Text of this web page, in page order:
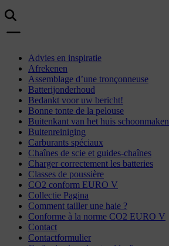
Advies en inspiratie
Afrekenen
Assemblage d’une tronçonneuse
Batterijonderhoud
Bedankt voor uw bericht!
Bonne tonte de la pelouse
Buitenkant van het huis schoonmaken
Buitenreiniging
Carburants spéciaux
Chaînes de scie et guides-chaînes
Charger correctement les batteries
Classes de poussière
CO2 conform EURO V
Collectie Pagina
Comment tailler une haie ?
Conforme à la norme CO2 EURO V
Contact
Contactformulier